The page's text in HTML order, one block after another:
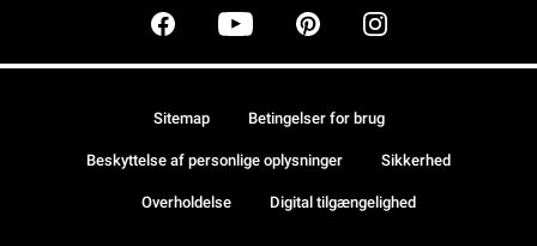
Sitemap Betingelser for brug
Beskyttelse af personlige oplysninger Sikkerhed
Overholdelse Digital tilgængelighed